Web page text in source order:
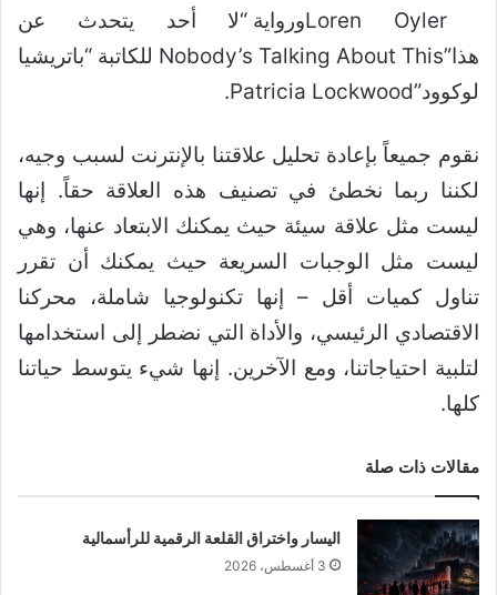
Loren Oylerورواية “لا أحد يتحدث عن
هذا”Nobody’s Talking About This للكاتبة “باتريشيا
لوكوود”Patricia Lockwood.
نقوم جميعاً بإعادة تحليل علاقتنا بالإنترنت لسبب وجيه،
لكننا ربما نخطئ في تصنيف هذه العلاقة حقاً. إنها
ليست مثل علاقة سيئة حيث يمكنك الابتعاد عنها، وهي
ليست مثل الوجبات السريعة حيث يمكنك أن تقرر
تناول كميات أقل – إنها تكنولوجيا شاملة، محركنا
الاقتصادي الرئيسي، والأداة التي نضطر إلى استخدامها
لتلبية احتياجاتنا، ومع الآخرين. إنها شيء يتوسط حياتنا
كلها.
مقالات ذات صلة
اليسار واختراق القلعة الرقمية للرأسمالية
3 أغسطس، 2026